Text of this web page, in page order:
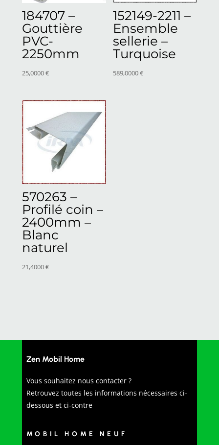
184707 –
Gouttière
PVC-
2250mm
25,0000€
152149-2211 –
Ensemble
sellerie –
Turquoise
589,0000€
570263 –
Profilé coin –
2400mm –
Blanc
naturel
21,4000€
Zen Mobil Home
Vous souhaitez nous contacter ?
Retrouvez toutes les informations nécessaires ci-
dessous et ci-contre
MOBIL HOME NEUF